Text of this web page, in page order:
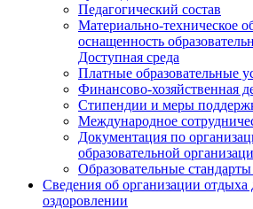
Педагогический состав
Материально-техническое
оснащенность
Доступная среда
Платные образовательные
Финансово-хозяйственная
Стипендии и меры
Международное
Документация по
образовательной
Образовательные
Сведения об организации отдыха
оздоровлении